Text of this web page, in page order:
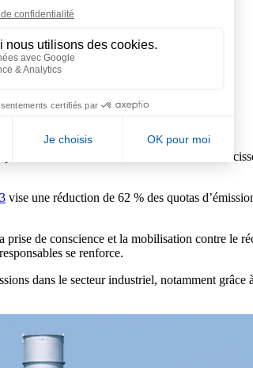
industriels
les industriels. Dans le contexte d’un
vise une réduction de 62 % des quotas
de conscience et la mobilisation contre le
se renforce.
dans le secteur industriel, notamment grâce